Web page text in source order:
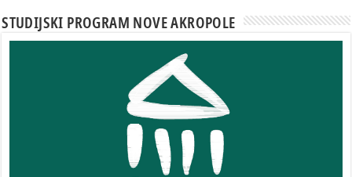
STUDIJSKI PROGRAM NOVE AKROPOLE